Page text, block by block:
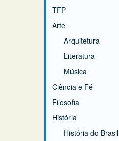
TFP
Arte
Arquitetura
Literatura
Música
Ciência e Fé
Filosofia
História
História do Brasil